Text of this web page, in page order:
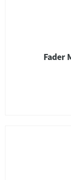
Fader